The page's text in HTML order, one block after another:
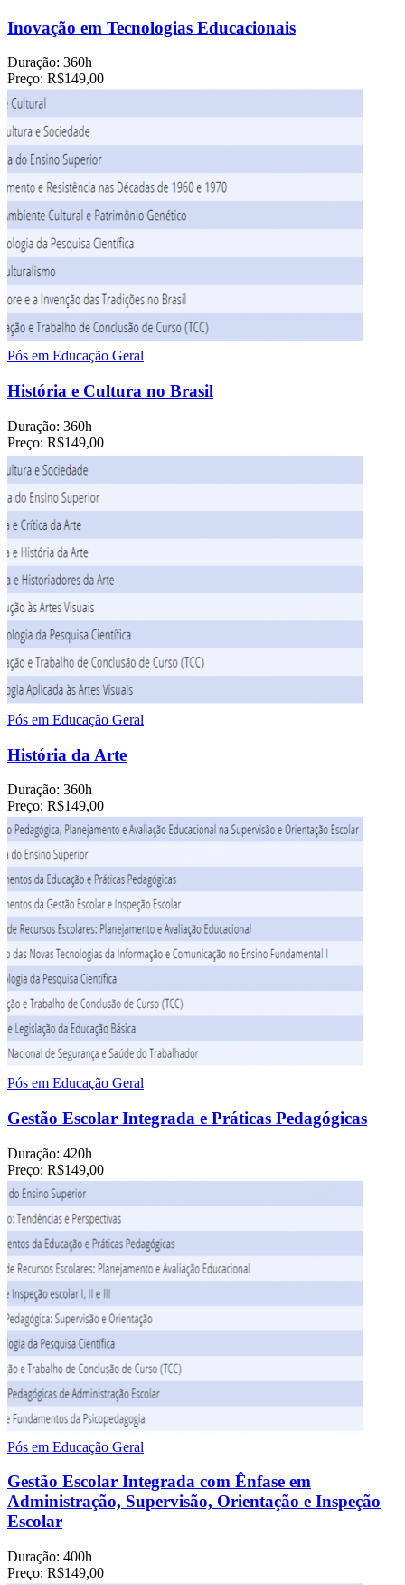
Inovação em Tecnologias Educacionais
Duração: 360h
Preço: R$149,00
Pós em Educação Geral
História e Cultura no Brasil
Duração: 360h
Preço: R$149,00
Pós em Educação Geral
História da Arte
Duração: 360h
Preço: R$149,00
Pós em Educação Geral
Gestão Escolar Integrada e Práticas Pedagógicas
Duração: 420h
Preço: R$149,00
Pós em Educação Geral
Gestão Escolar Integrada com Ênfase em
Administração, Supervisão, Orientação e Inspeção
Escolar
Duração: 400h
Preço: R$149,00